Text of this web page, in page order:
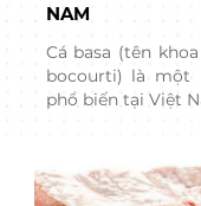
NAM
Cá basa (tên
bocourti) là một
phổ biến tại Việt